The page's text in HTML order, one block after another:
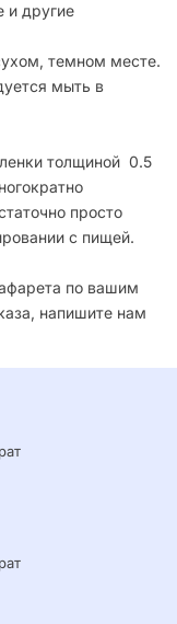
и другие
темном месте.
мыть в
толщиной 0.5
просто
с пищей.
по вашим
напишите нам